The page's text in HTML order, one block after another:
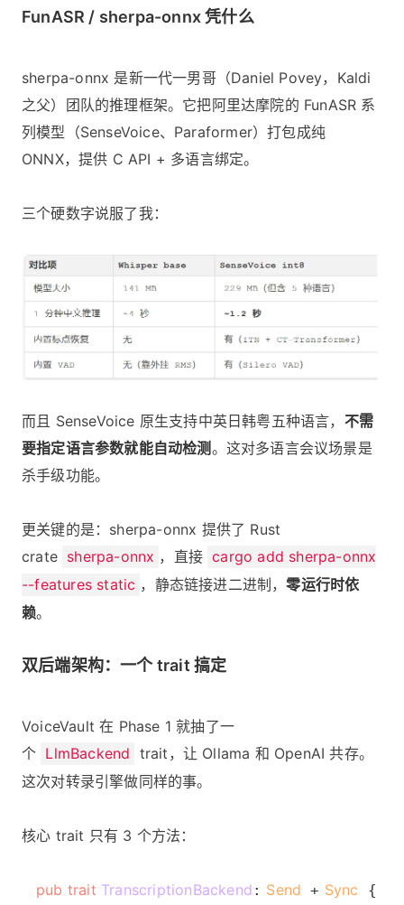
FunASR / sherpa-onnx 凭什么
sherpa-onnx 是新一代一男哥（Daniel Povey，Kaldi
之父）团队的推理框架。它把阿里达摩院的 FunASR 系
列模型（SenseVoice、Paraformer）打包成纯
ONNX，提供 C API + 多语言绑定。
三个硬数字说服了我：
而且 SenseVoice 原生支持中英日韩粤五种语言， 不需
要指定语言参数就能自动检测。这对多语言会议场景是
杀手级功能。
更关键的是：sherpa-onnx 提供了 Rust
crate sherpa-onnx ，直接 cargo add sherpa-onnx
--features static ，静态链接进二进制，零运行时依
赖。
双后端架构：一个 trait 搞定
VoiceVault 在 Phase 1 就抽了一
个 LlmBackend trait，让 Ollama 和 OpenAI 共存。
这次对转录引擎做同样的事。
核心 trait 只有 3 个方法：
pub trait TranscriptionBackend : Send + Sync {